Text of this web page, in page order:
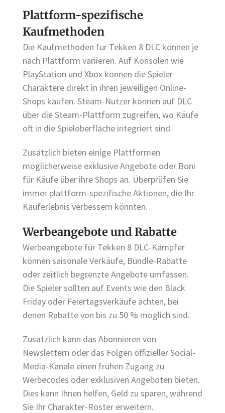
Plattform-spezifische
Kaufmethoden
Die Kaufmethoden für Tekken 8 DLC können je
nach Plattform variieren. Auf Konsolen wie
PlayStation und Xbox können die Spieler
Charaktere direkt in ihren jeweiligen Online-
Shops kaufen. Steam-Nutzer können auf DLC
über die Steam-Plattform zugreifen, wo Käufe
oft in die Spieloberfläche integriert sind.
Zusätzlich bieten einige Plattformen
möglicherweise exklusive Angebote oder Boni
für Käufe über ihre Shops an. Überprüfen Sie
immer plattform-spezifische Aktionen, die Ihr
Kauferlebnis verbessern könnten.
Werbeangebote und Rabatte
Werbeangebote für Tekken 8 DLC-Kämpfer
können saisonale Verkäufe, Bundle-Rabatte
oder zeitlich begrenzte Angebote umfassen.
Die Spieler sollten auf Events wie den Black
Friday oder Feiertagsverkäufe achten, bei
denen Rabatte von bis zu 50 % möglich sind.
Zusätzlich kann das Abonnieren von
Newslettern oder das Folgen offizieller Social-
Media-Kanäle einen frühen Zugang zu
Werbecodes oder exklusiven Angeboten bieten.
Dies kann Ihnen helfen, Geld zu sparen, während
Sie Ihr Charakter-Roster erweitern.